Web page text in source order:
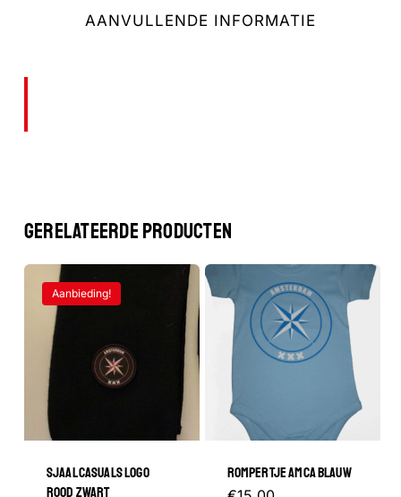
GA NAAR DE WINKEL
AANVULLENDE INFORMATIE
GERELATEERDE PRODUCTEN
Aanbieding!
SJAAL CASUALS LOGO
ROOD ZWART
ROMPERTJE AMCA BLAUW